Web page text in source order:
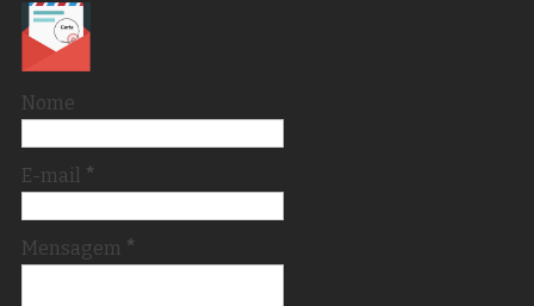
Nome
E-mail *
Mensagem *